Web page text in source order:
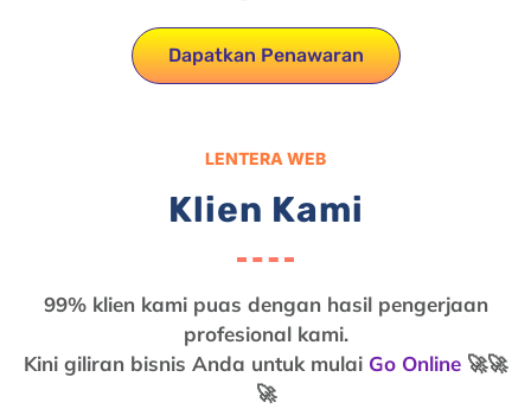
Dapatkan Penawaran
LENTERA WEB
Klien Kami
99% klien kami puas dengan hasil pengerjaan
profesional kami.
Kini giliran bisnis Anda untuk mulai Go Online 🚀🚀
🚀